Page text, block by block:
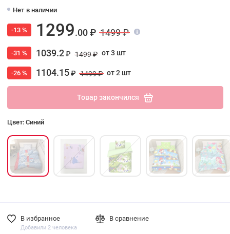
Нет в наличии
-13 % 1299.00 ₽ 1499 ₽
-31 % 1039.2₽ 1499 ₽ от 3 шт
-26 % 1104.15₽ 1499 ₽ от 2 шт
Товар закончился
Цвет: Синий
В избранное
Добавили 2 человека
В сравнение